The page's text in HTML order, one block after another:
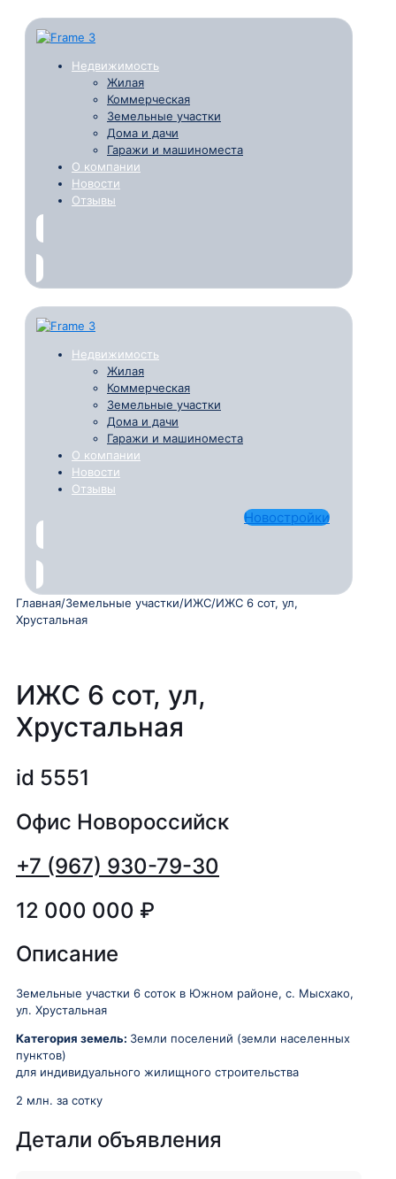
Недвижимость
Жилая
Коммерческая
Земельные участки
Дома и дачи
Гаражи и машиноместа
О компании
Новости
Отзывы
Недвижимость
Жилая
Коммерческая
Земельные участки
Дома и дачи
Гаражи и машиноместа
О компании
Новости
Отзывы
Новостройки
Главная/Земельные участки/ИЖС/ИЖС 6 сот, ул,
Хрустальная
ИЖС 6 сот, ул,
Хрустальная
id 5551
Офис Новороссийск
+7 (967) 930-79-30
12 000 000 ₽
Описание
Земельные участки 6 соток в Южном районе, с. Мысхако,
ул. Хрустальная
Категория земель: Земли поселений (земли населенных
пунктов)
для индивидуального жилищного строительства
2 млн. за сотку
Детали объявления